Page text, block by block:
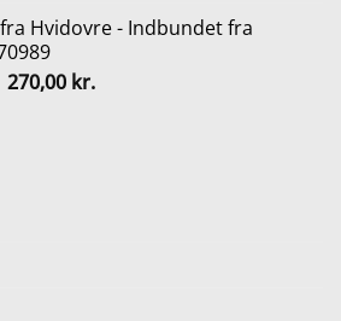
pris
var:
399,00 kr..
pris
398,00 kr..
Hvidovre - Indbundet fra
Den
270,00 kr.Den